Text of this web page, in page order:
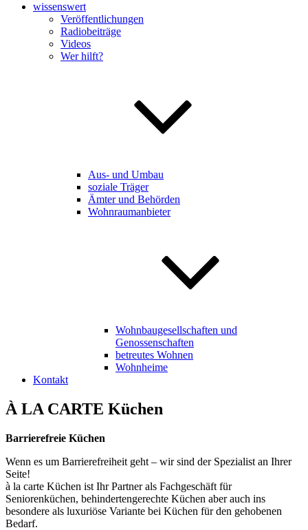
wissenswert
Veröffentlichungen
Radiobeiträge
Videos
Wer hilft?
Aus- und Umbau
soziale Träger
Ämter und Behörden
Wohnraumanbieter
Wohnbaugesellschaften und
Genossenschaften
betreutes Wohnen
Wohnheime
Kontakt
À LA CARTE Küchen
Barrierefreie Küchen
Wenn es um Barrierefreiheit geht – wir sind der Spezialist an Ihrer
Seite!
à la carte Küchen ist Ihr Partner als Fachgeschäft für
Seniorenküchen, behindertengerechte Küchen aber auch ins
besondere als luxuriöse Variante bei Küchen für den gehobenen
Bedarf.